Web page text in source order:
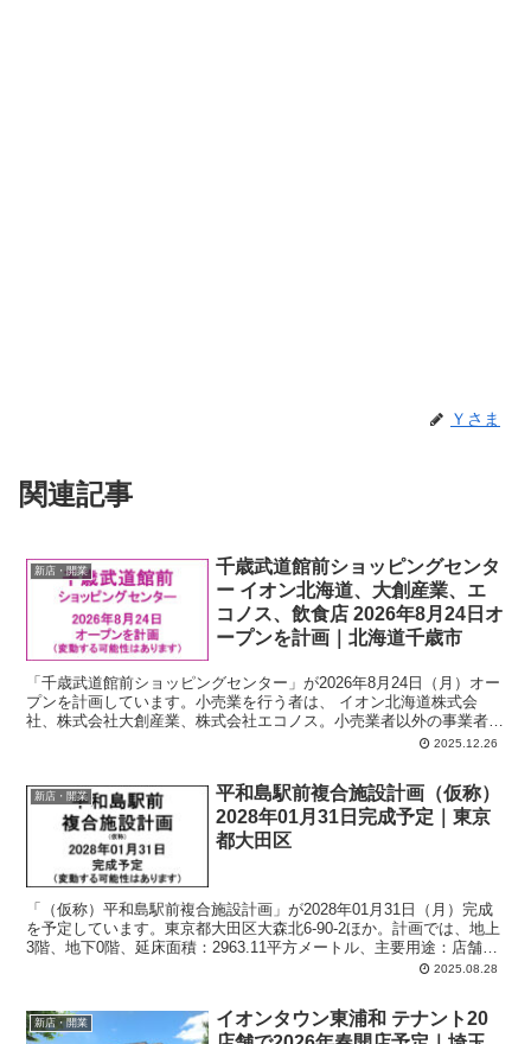
Ｙさま
関連記事
新店・開業
千歳武道館前ショッピングセンタ
ー イオン北海道、大創産業、エ
コノス、飲食店 2026年8月24日オ
ープンを計画｜北海道千歳市
「千歳武道館前ショッピングセンター」が2026年8月24日（月）オー
プンを計画しています。小売業を行う者は、 イオン北海道株式会
社、株式会社大創産業、株式会社エコノス。小売業者以外の事業者は
飲食店（未定）。北海道千歳市北信濃590番1 ほか。計画では、店舗
2025.12.26
新店・開業
平和島駅前複合施設計画（仮称）
2028年01月31日完成予定｜東京
都大田区
「（仮称）平和島駅前複合施設計画」が2028年01月31日（月）完成
を予定しています。東京都大田区大森北6-90-2ほか。計画では、地上
3階、地下0階、延床面積：2963.11平方メートル、主要用途：店舗、
2025.08.28
新店・開業
イオンタウン東浦和 テナント20